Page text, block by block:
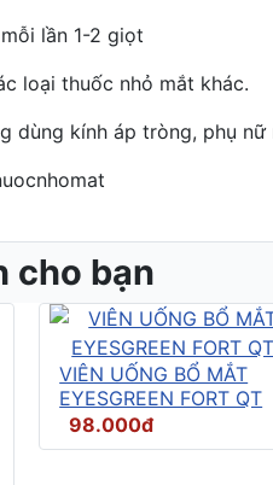
lần 1-2 giọt
loại thuốc nhỏ mắt khác.
dùng kính áp tròng, phụ
cho bạn
VIÊN UỐNG BỔ MẮT
EYESGREEN FORT QT
98.000đ